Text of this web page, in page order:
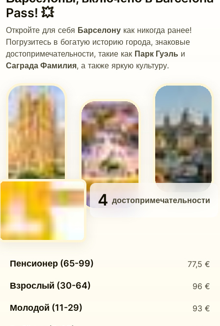
Pass! 💥
Откройте для себя Барселону как никогда ранее!
Погрузитесь в богатую историю города, знаковые
достопримечательности, такие как Парк Гуэль и
Саграда Фамилия, а также яркую культуру.
4 достопримечательности
Пенсионер (65-99) 77,5 €
Взрослый (30-64) 96 €
Молодой (11-29) 93 €